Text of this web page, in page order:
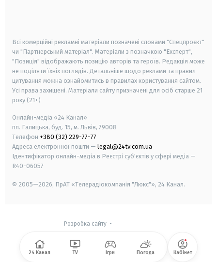
Всі комерційні рекламні матеріали позначені словами "Спецпроєкт"
чи "Партнерський матеріал". Матеріали з позначкою "Експерт",
"Позиція" відображають позицію авторів та героїв. Редакція може
не поділяти їхніх поглядів. Детальніше щодо реклами та правил
цитування можна ознайомитись в правилах користування сайтом.
Усі права захищені. Матеріали сайту призначені для осіб старше 21
року (21+)
Онлайн-медіа «24 Канал»
пл. Галицька, буд. 15, м. Львів, 79008
Телефон +380 (32) 229-77-77
Адреса електронної пошти — legal@24tv.com.ua
Ідентифікатор онлайн-медіа в Реєстрі суб'єктів у сфері медіа —
R40-06057
© 2005—2026, ПрАТ «Телерадіокомпанія "Люкс"», 24 Канал.
Розробка сайту-
24 Канал TV Ігри Погода Кабінет